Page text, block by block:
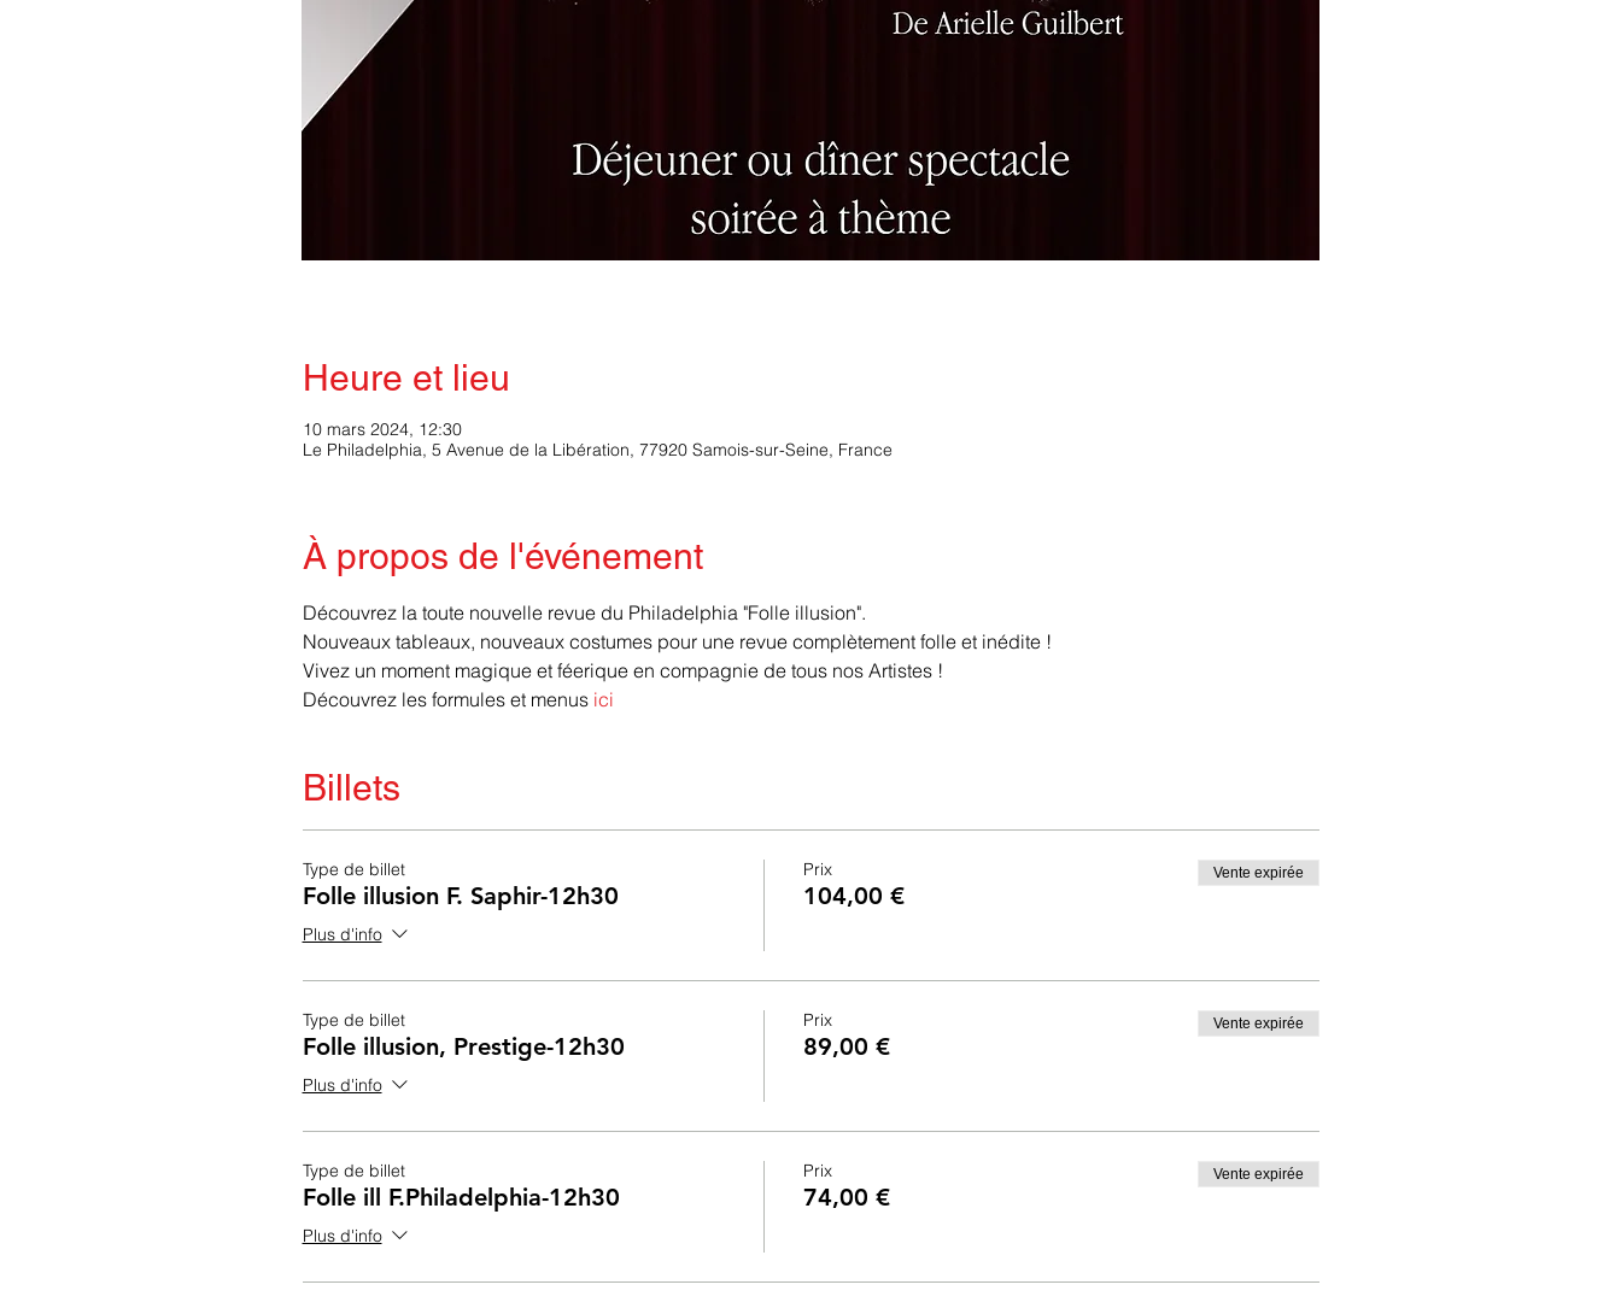
Heure et lieu
10 mars 2024, 12:30
Le Philadelphia, 5 Avenue de la Libération, 77920 Samois-sur-Seine, France
À propos de l'événement
Découvrez la toute nouvelle revue du Philadelphia "Folle illusion".
Nouveaux tableaux, nouveaux costumes pour une revue complètement folle et inédite !
Vivez un moment magique et féerique en compagnie de tous nos Artistes !
Découvrez les formules et menus ici
Billets
Type de billet
Folle illusion F. Saphir-12h30
Plus d'info
Prix
104,00 €
Vente expirée
Type de billet
Folle illusion, Prestige-12h30
Plus d'info
Prix
89,00 €
Vente expirée
Type de billet
Folle ill F.Philadelphia-12h30
Plus d'info
Prix
74,00 €
Vente expirée